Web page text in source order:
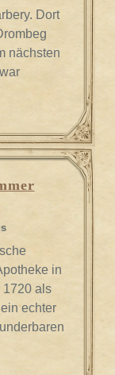
Dort
nächsten
in
1720 als
echter